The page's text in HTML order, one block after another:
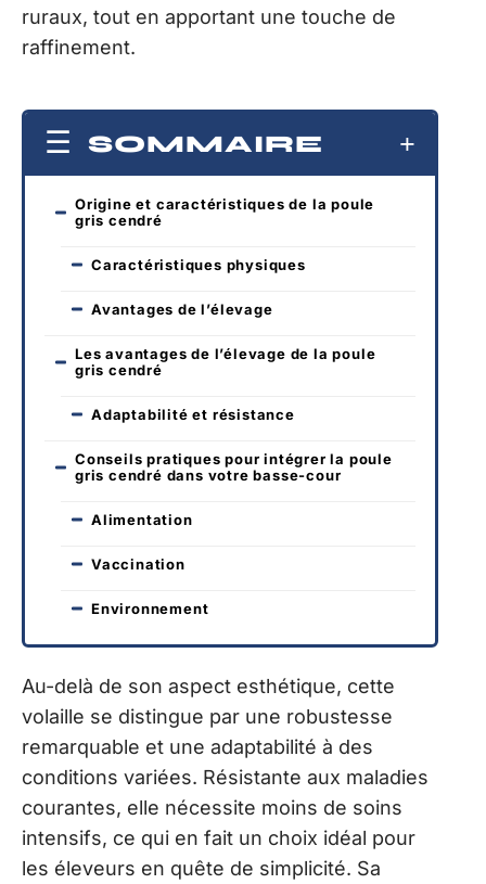
ruraux, tout en apportant une touche de
raffinement.
SOMMAIRE
Origine et caractéristiques de la poule
gris cendré
Caractéristiques physiques
Avantages de l’élevage
Les avantages de l’élevage de la poule
gris cendré
Adaptabilité et résistance
Conseils pratiques pour intégrer la poule
gris cendré dans votre basse-cour
Alimentation
Vaccination
Environnement
Au-delà de son aspect esthétique, cette
volaille se distingue par une robustesse
remarquable et une adaptabilité à des
conditions variées. Résistante aux maladies
courantes, elle nécessite moins de soins
intensifs, ce qui en fait un choix idéal pour
les éleveurs en quête de simplicité. Sa